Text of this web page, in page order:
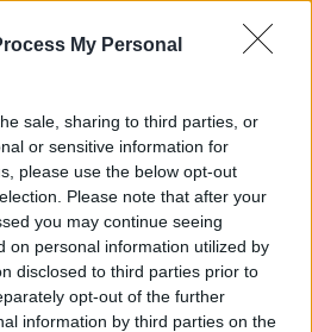
My Personal
sale, sharing to third parties, or
or sensitive information for
please use the below opt-out
Please note that after your
you may continue seeing
on personal information utilized by
disclosed to third parties prior to
opt-out of the further
information by third parties on the